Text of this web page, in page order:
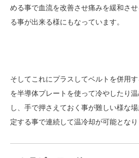
める事で血流を改善させ痛みを緩和さ
る事が出来る様にもなっています。
そしてこれにプラスしてベルトを併用
を半導体プレートを使って冷やしたり
し、手で押さえておく事が難しい様な
定する事で連続して温冷却が可能となり